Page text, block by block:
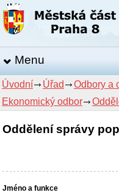
Menu
Úvodní Úřad
Odbory a
Ekonomický odbor
Oddělení správy